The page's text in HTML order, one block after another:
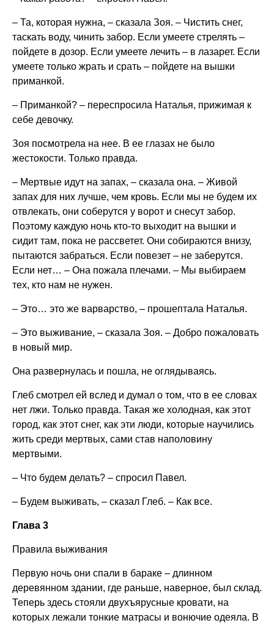
– Та, которая нужна, – сказала Зоя. – Чистить снег,
таскать воду, чинить забор. Если умеете стрелять –
пойдете в дозор. Если умеете лечить – в лазарет. Если
умеете только жрать и срать – пойдете на вышки
приманкой.
– Приманкой? – переспросила Наталья, прижимая к
себе девочку.
Зоя посмотрела на нее. В ее глазах не было
жестокости. Только правда.
– Мертвые идут на запах, – сказала она. – Живой
запах для них лучше, чем кровь. Если мы не будем их
отвлекать, они соберутся у ворот и снесут забор.
Поэтому каждую ночь кто-то выходит на вышки и
сидит там, пока не рассветет. Они собираются внизу,
пытаются забраться. Если повезет – не заберутся.
Если нет… – Она пожала плечами. – Мы выбираем
тех, кто нам не нужен.
– Это… это же варварство, – прошептала Наталья.
– Это выживание, – сказала Зоя. – Добро пожаловать
в новый мир.
Она развернулась и пошла, не оглядываясь.
Глеб смотрел ей вслед и думал о том, что в ее словах
нет лжи. Только правда. Такая же холодная, как этот
город, как этот снег, как эти люди, которые научились
жить среди мертвых, сами став наполовину
мертвыми.
– Что будем делать? – спросил Павел.
– Будем выживать, – сказал Глеб. – Как все.
Глава 3
Правила выживания
Первую ночь они спали в бараке – длинном
деревянном здании, где раньше, наверное, был склад.
Теперь здесь стояли двухъярусные кровати, на
которых лежали тонкие матрасы и вонючие одеяла. В